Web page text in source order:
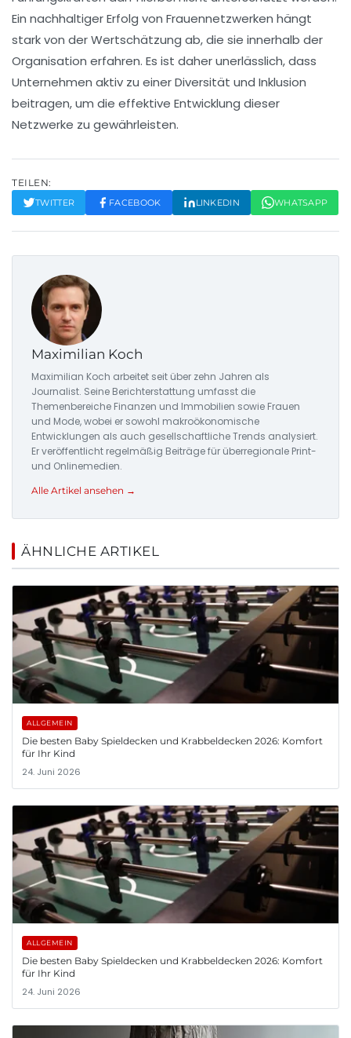
Ein nachhaltiger Erfolg von Frauennetzwerken hängt
stark von derWertschätzung ab, die sie innerhalb der
Organisation erfahren. Es ist daher unerlässlich, dass
Unternehmen aktiv zu einerDiversität und Inklusion
beitragen, um die effektive Entwicklung dieser
Netzwerke zu gewährleisten.
TEILEN:
TWITTER FACEBOOK LINKEDIN WHATSAPP
Maximilian Koch
Maximilian Koch arbeitet seit über zehn Jahren als
Journalist. Seine Berichterstattung umfasst die
Themenbereiche Finanzen und Immobilien sowie Frauen
und Mode, wobei er sowohl makroökonomische
Entwicklungen als auch gesellschaftliche Trends analysiert.
Er veröffentlicht regelmäßig Beiträge für überregionale Print-
und Onlinemedien.
Alle Artikel ansehen →
ÄHNLICHE ARTIKEL
ALLGEMEIN
Die besten Baby Spieldecken und Krabbeldecken 2026: Komfort
für Ihr Kind
24. Juni 2026
ALLGEMEIN
Die besten Baby Spieldecken und Krabbeldecken 2026: Komfort
für Ihr Kind
24. Juni 2026